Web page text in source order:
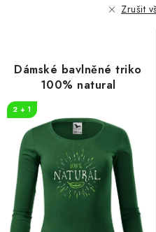
u
t
ů
d
k
t
Zrušit
Dámské bavlněné triko
100% natural
2 + 1